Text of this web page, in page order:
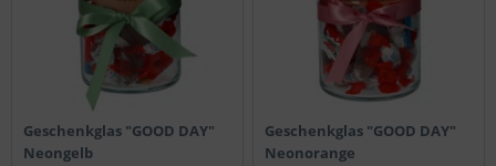
Geschenkglas "GOOD DAY"
Neongelb
Geschenkglas "GOOD DAY"
Neonorange